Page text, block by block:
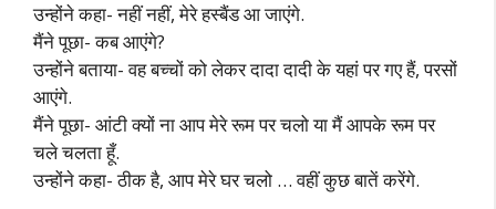
उन्होंने कहा- नहीं नहीं, मेरे हस्बैंड आ जाएंगे.
मैंने पूछा- कब आएंगे?
उन्होंने बताया- वह बच्चों को लेकर दादा दादी के यहां पर गए हैं, परसों
आएंगे.
मैंने पूछा- आंटी क्यों ना आप मेरे रूम पर चलो या मैं आपके रूम पर
चले चलता हूँ.
उन्होंने कहा- ठीक है, आप मेरे घर चलो … वहीं कुछ बातें करेंगे.